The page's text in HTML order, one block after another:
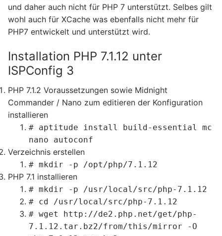
und daher auch nicht für PHP 7 unterstützt. Selbes gilt
wohl auch für XCache was ebenfalls nicht mehr für
PHP7 entwickelt und unterstützt wird.
Installation PHP 7.1.12 unter
ISPConfig 3
PHP 7.1.2 Voraussetzungen sowie Midnight
Commander / Nano zum editieren der Konfiguration
installieren
# aptitude install build-essential mc
nano autoconf
Verzeichnis erstellen
# mkdir -p /opt/php/7.1.12
PHP 7.1 installieren
# mkdir -p /usr/local/src/php-7.1.12
# cd /usr/local/src/php-7.1.12
# wget http://de2.php.net/get/php-
7.1.12.tar.bz2/from/this/mirror -O